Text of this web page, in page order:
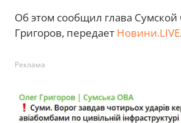
Об этом сообщил глава
Григоров, передает Новини.LIVE
Реклама